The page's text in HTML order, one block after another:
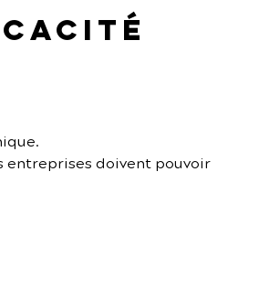
entreprises doivent pouvoir